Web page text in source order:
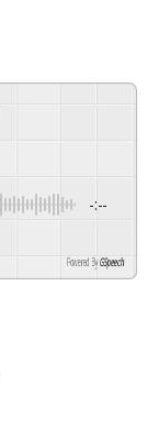
-:--
Powered By GSpeech